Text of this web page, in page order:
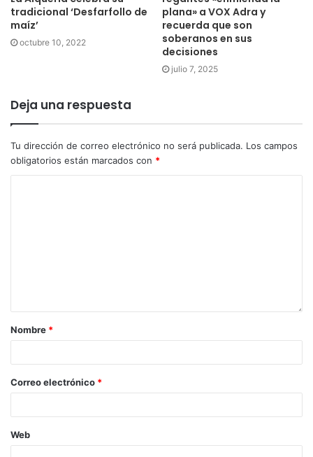
tradicional ‘Desfarfollo de
maíz’
octubre 10, 2022
plana» a VOX Adra y
recuerda que son
soberanos en sus
decisiones
julio 7, 2025
Deja una respuesta
Tu dirección de correo electrónico no será publicada. Los campos
obligatorios están marcados con *
Nombre *
Correo electrónico *
Web